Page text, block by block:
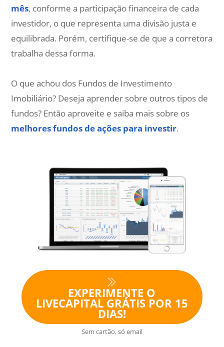
mês, conforme a participação financeira de cada
investidor, o que representa uma divisão justa e
equilibrada. Porém, certifique-se de que a corretora
trabalha dessa forma.
O que achou dos Fundos de Investimento
Imobiliário? Deseja aprender sobre outros tipos de
fundos? Então aproveite e saiba mais sobre os
melhores fundos de ações para investir.
EXPERIMENTE O
LIVECAPITAL GRÁTIS POR 15
DIAS!
Sem cartão, só email